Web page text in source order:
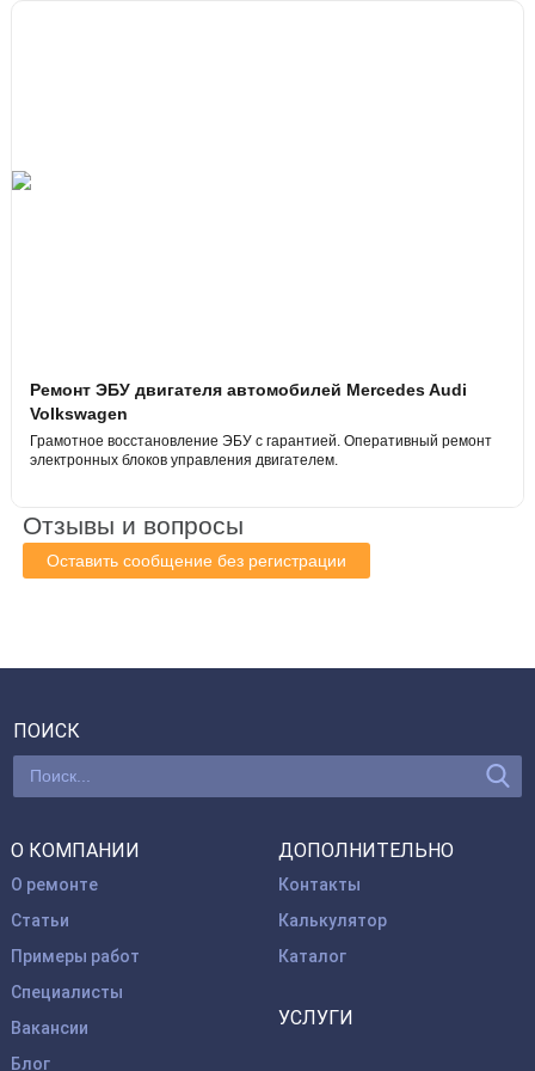
Ремонт ЭБУ двигателя автомобилей Mercedes Audi
Volkswagen
Грамотное восстановление ЭБУ с гарантией. Оперативный ремонт
электронных блоков управления двигателем.
Отзывы и вопросы
Оставить сообщение без регистрации
О КОМПАНИИ
О ремонте
Статьи
Примеры работ
Специалисты
Вакансии
Блог
УСЛУГИ
ДОПОЛНИТЕЛЬНО
Контакты
Калькулятор
Каталог
ПОИСК